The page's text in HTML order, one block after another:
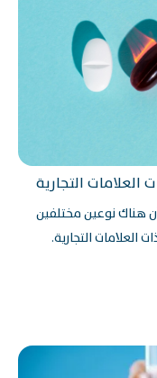
العلامات التجارية
هناك نوعين مختلفين
العلامات التجارية.